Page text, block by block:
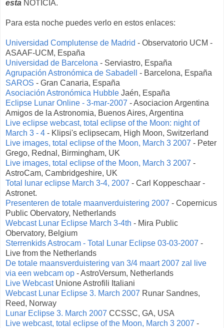
esta NOTICIA.
Para esta noche puedes verlo en estos enlaces:
Universidad Complutense de Madrid - Observatorio UCM -
ASAAF-UCM, España
Universidad de Barcelona - Serviastro, España
Agrupación Astronómica de Sabadell
- Barcelona, España
SAROS - Gran Canaria, España
Asociación Astronómica Hubble Jaén, España
Eclipse Lunar Online - 3-mar-2007 - Asociacion Argentina
Amigos de la Astronomia, Buenos Aires, Argentina
Live eclipse webcast, total eclipse of the Moon: night of
March 3 - 4 - Klipsi's eclipsecam, High Moon, Switzerland
Live images, total eclipse of the Moon, March 3 2007 - Peter
Grego, Rednal, Birmingham, UK
Live images, total eclipse of the Moon, March 3 2007 -
AstroCam, Cambridgeshire, UK
Total lunar eclipse March 3-4, 2007 - Carl Koppeschaar -
Astronet.
Presenteren de totale maanverduistering 2007 - Copernicus
Public Obervatory, Netherlands
Webcast Lunar Eclipse March 3-4th - Mira Public
Obervatory, Belgium
Sterrenkids Astrocam - Total Lunar Eclipse 03-03-2007 -
Live from the Netherlands
De totale maansverduistering van 3/4 maart 2007 zal live
via een webcam op - AstroVersum, Netherlands
Live WebcastUnione Astrofili Italiani
Webcast Lunar Eclipse 3. March 2007 Runar Sandnes,
Reed, Norway
Lunar Eclipse 3. March 2007 CCSSC, GA, USA
Live webcast, total eclipse of the Moon, March 3 2007 -